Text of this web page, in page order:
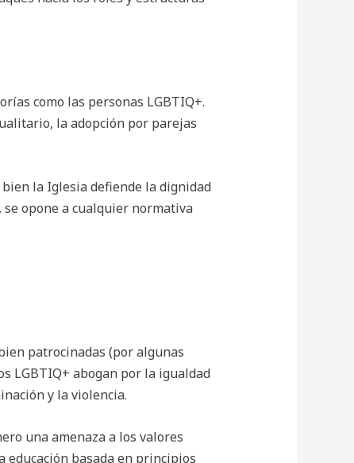
como las personas LGBTIQ+.
la adopción por parejas
la Iglesia defiende la dignidad
se opone a cualquier normativa
patrocinadas (por algunas
LGBTIQ+ abogan por la igualdad
y la violencia.
una amenaza a los valores
basada en principios